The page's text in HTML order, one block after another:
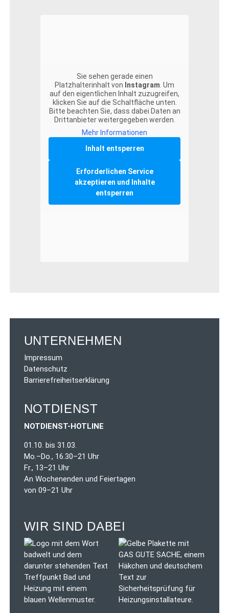
Sie sehen gerade einen
Platzhalterinhalt von Instagram. Um
auf den eigentlichen Inhalt zuzugreifen,
klicken Sie auf die Schaltfläche unten.
Bitte beachten Sie, dass dabei Daten an
Drittanbieter weitergegeben werden.
Mehr Informationen
Inhalt entsperren
Erforderlichen Service
akzeptieren und Inhalte
entsperren
UNTERNEHMEN
Impressum
Datenschutz
Barrierefreiheitserklärung
NOTDIENST
NOTDIENST-HOTLINE
01.10. bis 31.03.
Mo.–Do., 16.30–21 Uhr
Fr., 13–21 Uhr
An Wochenenden und Feiertagen
von 09–21 Uhr
WIR SIND DABEI